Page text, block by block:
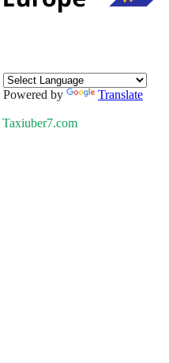
Powered by Translate
Taxiuber7.com